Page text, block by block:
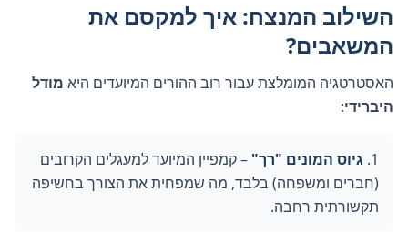
השילוב המנצח: איך למקסם את
המשאבים?
האסטרטגיה המומלצת עבור רוב ההורים המיועדים היא מודל
היברידי:
גיוס המונים "רך" – קמפיין המיועד למעגלים הקרובים
(חברים ומשפחה) בלבד, מה שמפחית את הצורך בחשיפה
תקשורתית רחבה.